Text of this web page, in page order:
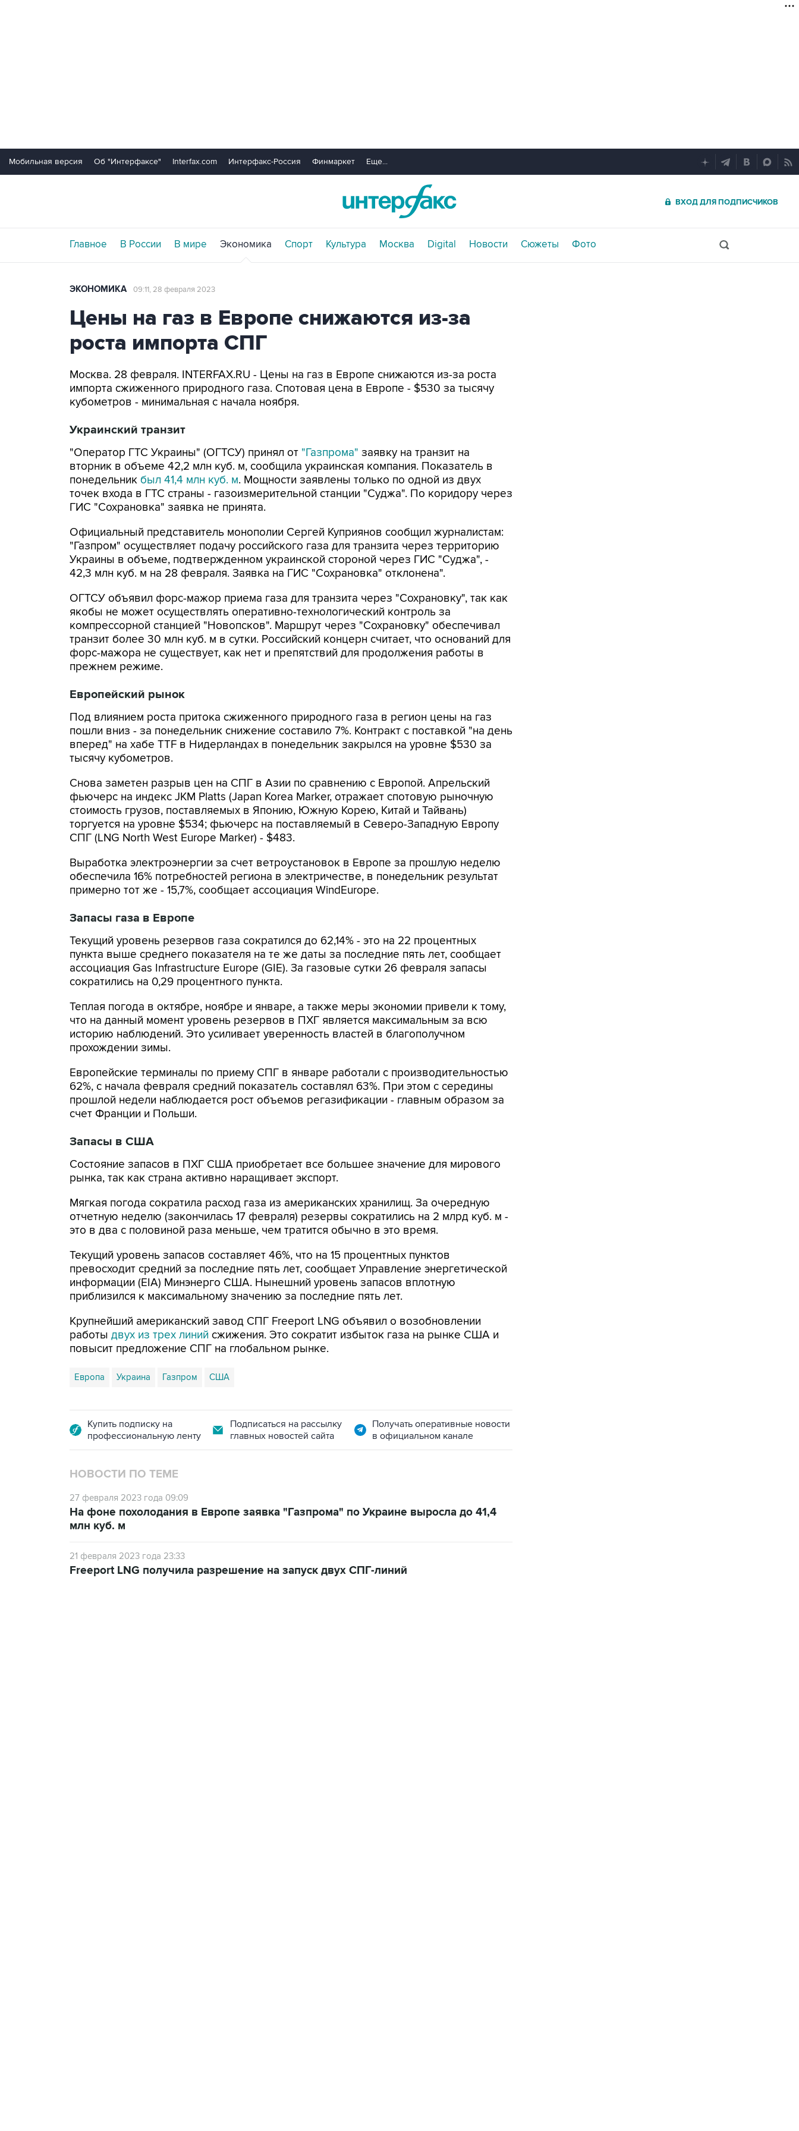
Мобильная версия Об "Интерфаксе" Interfax.com Интерфакс-Россия Финмаркет Еще...
ВХОД ДЛЯ ПОДПИСЧИКОВ
Главное В России В мире Экономика Спорт Культура Москва Digital Новости Сюжеты Фото
ЭКОНОМИКА 09:11, 28 февраля 2023
Цены на газ в Европе снижаются из-за
роста импорта СПГ
Москва. 28 февраля. INTERFAX.RU - Цены на газ в Европе снижаются из-за роста
импорта сжиженного природного газа. Спотовая цена в Европе - $530 за тысячу
кубометров - минимальная с начала ноября.
Украинский транзит
"Оператор ГТС Украины" (ОГТСУ) принял от "Газпрома" заявку на транзит на
вторник в объеме 42,2 млн куб. м, сообщила украинская компания. Показатель в
понедельник был 41,4 млн куб. м. Мощности заявлены только по одной из двух
точек входа в ГТС страны - газоизмерительной станции "Суджа". По коридору через
ГИС "Сохрановка" заявка не принята.
Официальный представитель монополии Сергей Куприянов сообщил журналистам:
"Газпром" осуществляет подачу российского газа для транзита через территорию
Украины в объеме, подтвержденном украинской стороной через ГИС "Суджа", -
42,3 млн куб. м на 28 февраля. Заявка на ГИС "Сохрановка" отклонена".
ОГТСУ объявил форс-мажор приема газа для транзита через "Сохрановку", так как
якобы не может осуществлять оперативно-технологический контроль за
компрессорной станцией "Новопсков". Маршрут через "Сохрановку" обеспечивал
транзит более 30 млн куб. м в сутки. Российский концерн считает, что оснований для
форс-мажора не существует, как нет и препятствий для продолжения работы в
прежнем режиме.
Европейский рынок
Под влиянием роста притока сжиженного природного газа в регион цены на газ
пошли вниз - за понедельник снижение составило 7%. Контракт с поставкой "на день
вперед" на хабе TTF в Нидерландах в понедельник закрылся на уровне $530 за
тысячу кубометров.
Снова заметен разрыв цен на СПГ в Азии по сравнению с Европой. Апрельский
фьючерс на индекс JKM Platts (Japan Korea Marker, отражает спотовую рыночную
стоимость грузов, поставляемых в Японию, Южную Корею, Китай и Тайвань)
торгуется на уровне $534; фьючерс на поставляемый в Северо-Западную Европу
СПГ (LNG North West Europe Marker) - $483.
Выработка электроэнергии за счет ветроустановок в Европе за прошлую неделю
обеспечила 16% потребностей региона в электричестве, в понедельник результат
примерно тот же - 15,7%, сообщает ассоциация WindEurope.
Запасы газа в Европе
Текущий уровень резервов газа сократился до 62,14% - это на 22 процентных
пункта выше среднего показателя на те же даты за последние пять лет, сообщает
ассоциация Gas Infrastructure Europe (GIE). За газовые сутки 26 февраля запасы
сократились на 0,29 процентного пункта.
Теплая погода в октябре, ноябре и январе, а также меры экономии привели к тому,
что на данный момент уровень резервов в ПХГ является максимальным за всю
историю наблюдений. Это усиливает уверенность властей в благополучном
прохождении зимы.
Европейские терминалы по приему СПГ в январе работали с производительностью
62%, с начала февраля средний показатель составлял 63%. При этом с середины
прошлой недели наблюдается рост объемов регазификации - главным образом за
счет Франции и Польши.
Запасы в США
Состояние запасов в ПХГ США приобретает все большее значение для мирового
рынка, так как страна активно наращивает экспорт.
Мягкая погода сократила расход газа из американских хранилищ. За очередную
отчетную неделю (закончилась 17 февраля) резервы сократились на 2 млрд куб. м -
это в два с половиной раза меньше, чем тратится обычно в это время.
Текущий уровень запасов составляет 46%, что на 15 процентных пунктов
превосходит средний за последние пять лет, сообщает Управление энергетической
информации (EIA) Минэнерго США. Нынешний уровень запасов вплотную
приблизился к максимальному значению за последние пять лет.
Крупнейший американский завод СПГ Freeport LNG объявил о возобновлении
работы двух из трех линий сжижения. Это сократит избыток газа на рынке США и
повысит предложение СПГ на глобальном рынке.
Европа Украина Газпром США
Купить подписку на
профессиональную ленту
Подписаться на рассылку
главных новостей сайта
Получать оперативные новости
в официальном канале
НОВОСТИ ПО ТЕМЕ
27 февраля 2023 года 09:09
На фоне похолодания в Европе заявка "Газпрома" по Украине выросла до 41,4
млн куб. м
21 февраля 2023 года 23:33
Freeport LNG получила разрешение на запуск двух СПГ-линий